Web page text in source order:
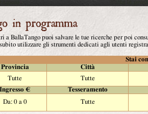
a BallaTango puoi salvare le tue ricerche per poi
utilizzare gli strumenti dedicati agli utenti
Stai
Provincia
Città
Tutte
Tutte
Ingresso €
Tesseramento
Da: 0 a 0 Tutte